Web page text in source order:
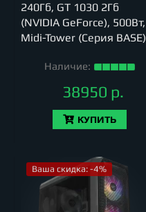
240Гб, GT 1030 2Гб
(NVIDIA GeForce), 500Вт,
Midi-Tower (Серия BASE)
Наличие:
38950 р.
КУПИТЬ
Ваша скидка: -4%